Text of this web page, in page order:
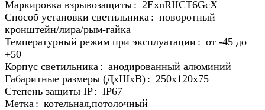
Маркировка взрывозащиты : 2ЕхnRIICT6GcХ
Способ установки светильника : поворотный
кронштейн/лира/рым-гайка
Температурный режим при эксплуатации : от -45 до
+50
Корпус светильника : анодированный алюминий
Габаритные размеры (ДхШхВ) : 250х120х75
Степень защиты IP : IP67
Метка : котельная,потолочный